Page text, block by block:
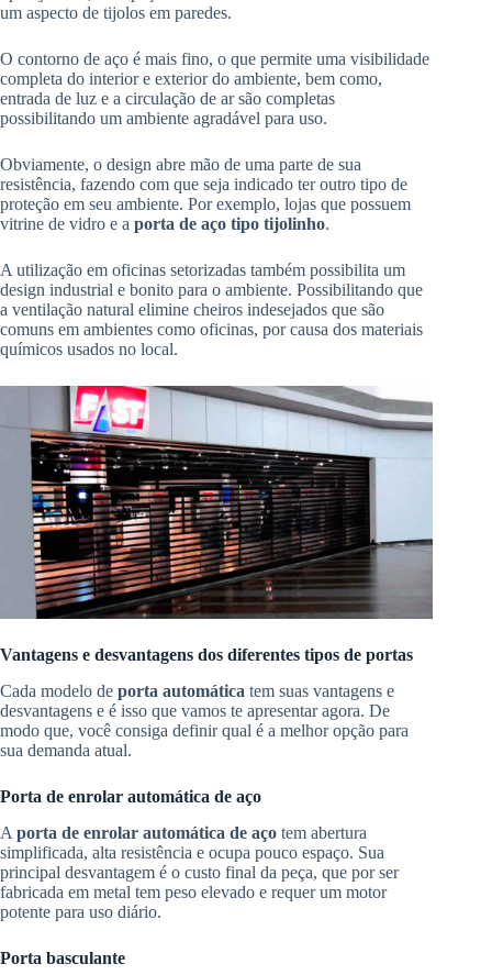
um aspecto de tijolos em paredes.
O contorno de aço é mais fino, o que permite uma visibilidade
completa do interior e exterior do ambiente, bem como,
entrada de luz e a circulação de ar são completas
possibilitando um ambiente agradável para uso.
Obviamente, o design abre mão de uma parte de sua
resistência, fazendo com que seja indicado ter outro tipo de
proteção em seu ambiente. Por exemplo, lojas que possuem
vitrine de vidro e a porta de aço tipo tijolinho.
A utilização em oficinas setorizadas também possibilita um
design industrial e bonito para o ambiente. Possibilitando que
a ventilação natural elimine cheiros indesejados que são
comuns em ambientes como oficinas, por causa dos materiais
químicos usados no local.
Vantagens e desvantagens dos diferentes tipos de portas
Cada modelo de porta automática tem suas vantagens e
desvantagens e é isso que vamos te apresentar agora. De
modo que, você consiga definir qual é a melhor opção para
sua demanda atual.
Porta de enrolar automática de aço
A porta de enrolar automática de aço tem abertura
simplificada, alta resistência e ocupa pouco espaço. Sua
principal desvantagem é o custo final da peça, que por ser
fabricada em metal tem peso elevado e requer um motor
potente para uso diário.
Porta basculante